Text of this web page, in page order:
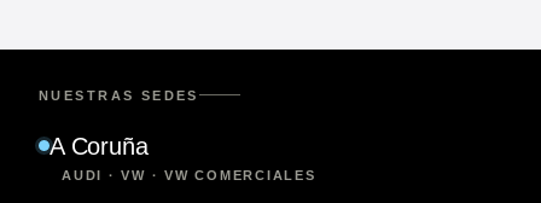
NUESTRAS SEDES
A Coruña
AUDI · VW · VW COMERCIALES